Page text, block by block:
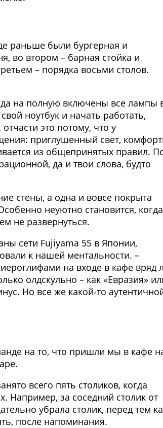
раньше были бургерная и
во втором – барная стойка и
– порядка восьми столов.
на полную включены все лампы
ноутбук и начать работать,
это потому, что у
приглушенный свет,
из общепринятых правил.
да и твои слова, будто
стены, а одна и вовсе покрыта
неуютно становится, когда
не развернуться.
сети Fujiyama 55 в Японии,
к нашей ментальности. –
на входе в кафе вряд
олдскульно – как «Евразия»
Но все же какой‑то
на то, что пришли мы в кафе
всего пять столиков, когда
Например, за соседний столик от
убрала столик, перед тем
после напоминания.